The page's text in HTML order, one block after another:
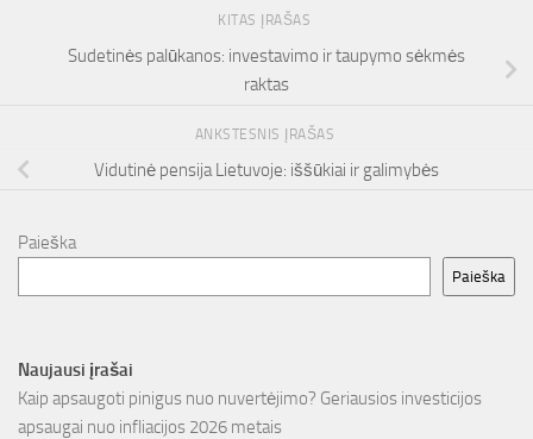
KITAS ĮRAŠAS
Sudetinės palūkanos: investavimo ir taupymo sėkmės
raktas
ANKSTESNIS ĮRAŠAS
Vidutinė pensija Lietuvoje: iššūkiai ir galimybės
Paieška
Paieška
Naujausi įrašai
Kaip apsaugoti pinigus nuo nuvertėjimo? Geriausios investicijos
apsaugai nuo infliacijos 2026 metais